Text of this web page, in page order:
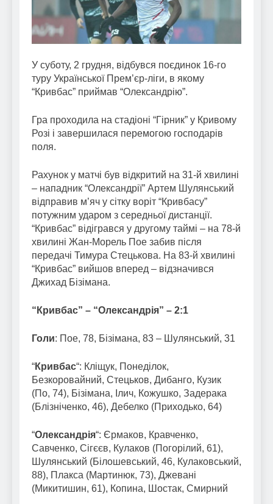
У суботу, 2 грудня, відбувся поєдинок 16-го
туру Української Прем’єр-ліги, в якому
“Кривбас” приймав “Олександрію”.
Гра проходила на стадіоні “Гірник” у Кривому
Розі і завершилася перемогою господарів
поля.
Рахунок у матчі був відкритий на 31-й хвилині
– нападник “Олександрії” Артем Шулянський
відправив м’яч у сітку воріт “Кривбасу”
потужним ударом з середньої дистанції.
“Кривбас” відігрався у другому таймі – на 78-й
хвилині Жан-Морель Пое забив після
передачі Тимура Стецькова. На 83-й хвилині
“Кривбас” вийшов вперед – відзначився
Джихад Бізімана.
“Кривбас” – “Олександрія” – 2:1
Голи: Пое, 78, Бізімана, 83 – Шулянський, 31
“Кривбас“: Кліщук, Понеділок,
Безкоровайний, Стецьков, Дибанго, Кузик
(По, 74), Бізімана, Ілич, Кожушко, Задерака
(Блізніченко, 46), Дебелко (Приходько, 64)
“Олександрія“: Єрмаков, Кравченко,
Савченко, Сігєєв, Кулаков (Погорілий, 61),
Шулянський (Білошевський, 46, Кулаковський,
88), Плакса (Мартинюк, 73), Джевані
(Микитишин, 61), Копина, Шостак, Смирний